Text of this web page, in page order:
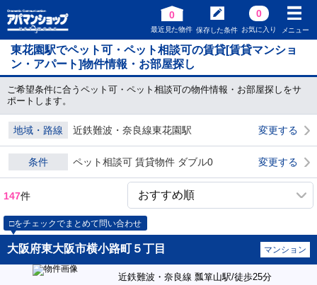
0
最近見た物件 保存した条件
0
お気に入り メニュー
東花園駅でペット可・ペット相談可の賃貸[賃貸マンショ
ン・アパート]物件情報・お部屋探し
ご希望条件に合うペット可・ペット相談可の物件情報・お部屋探しをサ
ポートします。
地域・路線 近鉄難波・奈良線東花園駅 変更する
条件 ペット相談可 賃貸物件 ダブル0 変更する
147件
□をチェックでまとめて問い合わせ
大阪府東大阪市横小路町５丁目 マンション
近鉄難波・奈良線 瓢箪山駅/徒歩25分